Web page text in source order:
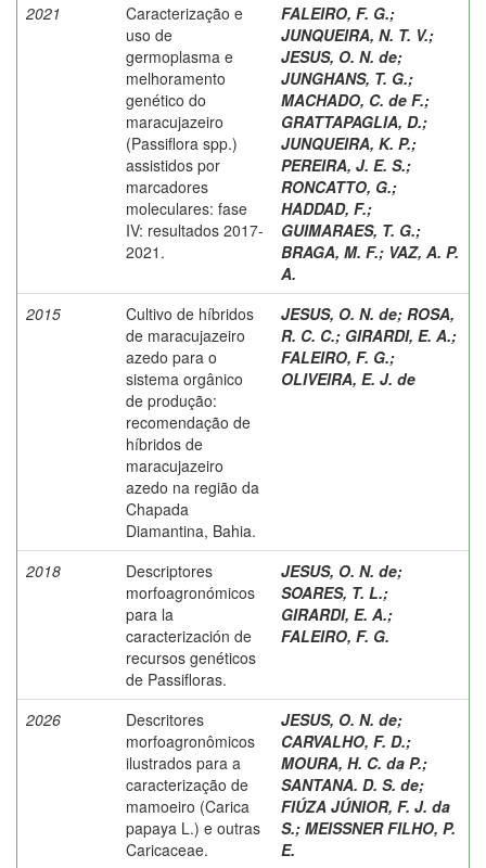
2021
Caracterização e
uso de
germoplasma e
melhoramento
genético do
maracujazeiro
(Passiflora spp.)
assistidos por
marcadores
moleculares: fase
IV: resultados 2017-
2021.
FALEIRO, F. G.;
JUNQUEIRA, N. T. V.;
JESUS, O. N. de;
JUNGHANS, T. G.;
MACHADO, C. de F.;
GRATTAPAGLIA, D.;
JUNQUEIRA, K. P.;
PEREIRA, J. E. S.;
RONCATTO, G.;
HADDAD, F.;
GUIMARAES, T. G.;
BRAGA, M. F.; VAZ, A. P.
A.
2015
Cultivo de híbridos
de maracujazeiro
azedo para o
sistema orgânico
de produção:
recomendação de
híbridos de
maracujazeiro
azedo na região da
Chapada
Diamantina, Bahia.
JESUS, O. N. de; ROSA,
R. C. C.; GIRARDI, E. A.;
FALEIRO, F. G.;
OLIVEIRA, E. J. de
2018
Descriptores
morfoagronómicos
para la
caracterización de
recursos genéticos
de Passifloras.
JESUS, O. N. de;
SOARES, T. L.;
GIRARDI, E. A.;
FALEIRO, F. G.
2026
Descritores
morfoagronômicos
ilustrados para a
caracterização de
mamoeiro (Carica
papaya L.) e outras
Caricaceae.
JESUS, O. N. de;
CARVALHO, F. D.;
MOURA, H. C. da P.;
SANTANA. D. S. de;
FIÚZA JÚNIOR, F. J. da
S.; MEISSNER FILHO, P.
E.